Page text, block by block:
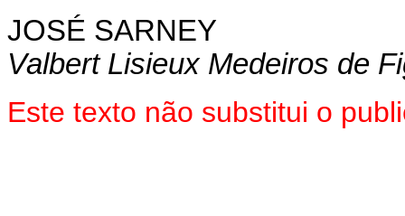
JOSÉ SARNEY
Valbert Lisieux Medeiros de
Este texto não substitui o